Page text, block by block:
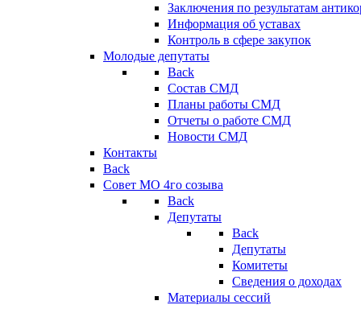
Заключения по результатам
Информация об уставах
Контроль в сфере закупок
Молодые депутаты
Back
Состав СМД
Планы работы СМД
Отчеты о работе СМД
Новости СМД
Контакты
Back
Совет МО 4го созыва
Back
Депутаты
Back
Депутаты
Комитеты
Сведения о доходах
Материалы сессий